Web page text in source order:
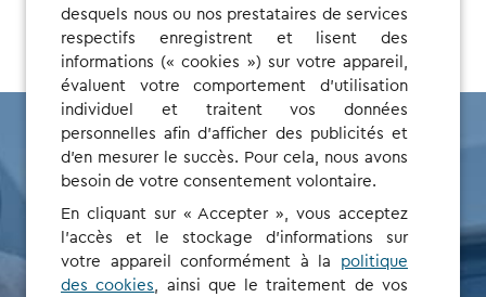
Gagnez du temps,
sans frais
desquels nous ou nos prestataires de services
respectifs enregistrent et lisent des
informations (« cookies ») sur votre appareil,
évaluent votre comportement d'utilisation
individuel et traitent vos données
personnelles afin d'afficher des publicités et
d'en mesurer le succès. Pour cela, nous avons
besoin de votre consentement volontaire.
En cliquant sur « Accepter », vous acceptez
l'accès et le stockage d'informations sur
votre appareil conformément à la politique
des cookies , ainsi que le traitement de vos